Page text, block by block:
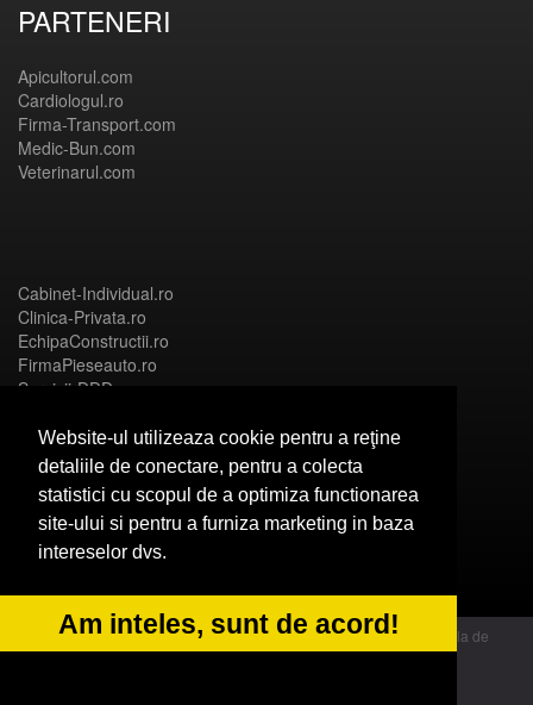
Website-ul utilizeaza cookie pentru a reţine
detaliile de conectare, pentru a colecta
statistici cu scopul de a optimiza functionarea
site-ului si pentru a furniza marketing in baza
intereselor dvs.
Am inteles, sunt de acord!
PARTENERI
Apicultorul.com
Cardiologul.ro
Firma-Transport.com
Medic-Bun.com
Veterinarul.com
Cabinet-Individual.ro
Clinica-Privata.ro
EchipaConstructii.ro
FirmaPieseauto.ro
Servicii-DDD.com
Birouri-Cadastru.ro
CramaVinuri.ro
FirmaTractariAuto.ro
© 2014 Powered by OdinMedia | este inscrisa la Autoritatea Nationala de